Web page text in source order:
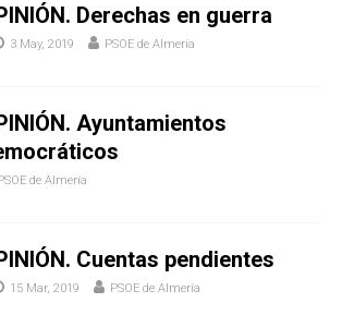
Derechas en guerra
3 May, 2019 PSOE de Almería
Ayuntamientos
de Almería
Cuentas pendientes
15 Mar, 2019 PSOE de Almería